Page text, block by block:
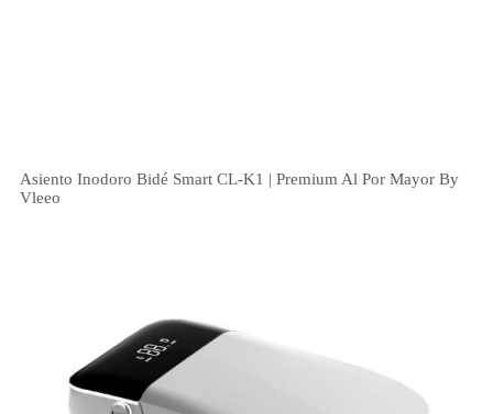
Asiento Inodoro Bidé Smart CL-K1 | Premium Al Por Mayor By
Vleeo